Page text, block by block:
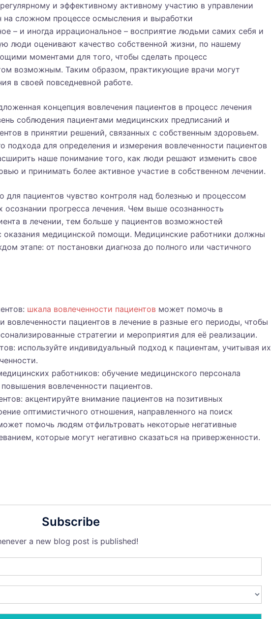
и эффективному активному участию в управлении
на сложном процессе осмысления и выработки
– и иногда иррациональное – восприятие людьми самих себя и
люди оценивают качество собственной жизни, по нашему
моментами для того, чтобы сделать процесс
возможным. Таким образом, практикующие врачи могут
в своей повседневной работе.
концепция вовлечения пациентов в процесс лечения
соблюдения пациентами медицинских предписаний и
в принятии решений, связанных с собственным здоровьем.
подхода для определения и измерения вовлеченности пациентов
наше понимание того, как люди решают изменить свое
и принимать более активное участие в собственном лечении.
для пациентов чувство контроля над болезнью и процессом
прогресса лечения. Чем выше осознанность
в лечении, тем больше у пациентов возможностей
оказания медицинской помощи. Медицинские работники должны
этапе: от постановки диагноза до полного или частичного
шкала вовлеченности пациентов может помочь в
вовлеченности пациентов в лечение в разные его периоды, чтобы
стратегии и мероприятия для её реализации.
используйте индивидуальный подход к пациентам, учитывая их
работников: обучение медицинского персонала
вовлеченности пациентов.
акцентируйте внимание пациентов на позитивных
оптимистичного отношения, направленного на поиск
помочь людям отфильтровать некоторые негативные
которые могут негативно сказаться на приверженности.
Subscribe
a new blog post is published!